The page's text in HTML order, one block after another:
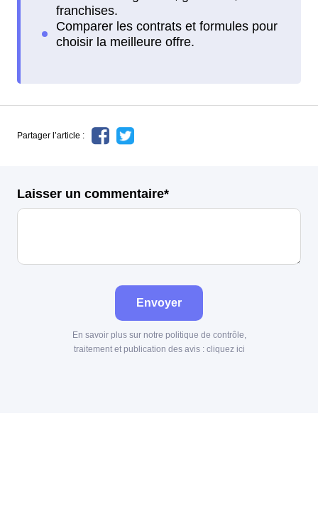
Partager l’article :
Laisser un commentaire*
Envoyer
En savoir plus sur notre politique de contrôle,
traitement et publication des avis : cliquez ici